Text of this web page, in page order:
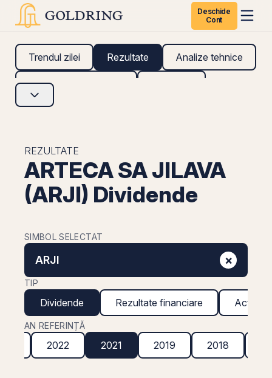
Deschide
Cont
Trendul zilei Rezultate Analize tehnice
Analize fundamentale
REZULTATE
ARTECA SA JILAVA
(ARJI) Dividende
SIMBOL SELECTAT
ARJI ×
TIP
Dividende Rezultate financiare Acțiuni
AN REFERINȚĂ
2022 2021 2019 2018